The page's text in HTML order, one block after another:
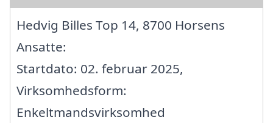
Hedvig Billes Top 14, 8700 Horsens
Ansatte:
Startdato: 02. februar 2025,
Virksomhedsform:
Enkeltmandsvirksomhed